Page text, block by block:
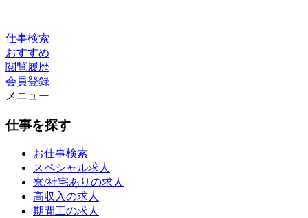
仕事検索
おすすめ
閲覧履歴
会員登録
メニュー
仕事を探す
お仕事検索
スペシャル求人
寮/社宅ありの求人
高収入の求人
期間工の求人